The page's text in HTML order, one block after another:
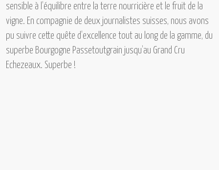
sensible à l’équilibre entre la terre nourricière et le fruit de la
vigne. En compagnie de deux journalistes suisses, nous avons
pu suivre cette quête d’excellence tout au long de la gamme, du
superbe Bourgogne Passetoutgrain jusqu’au Grand Cru
Echezeaux. Superbe !